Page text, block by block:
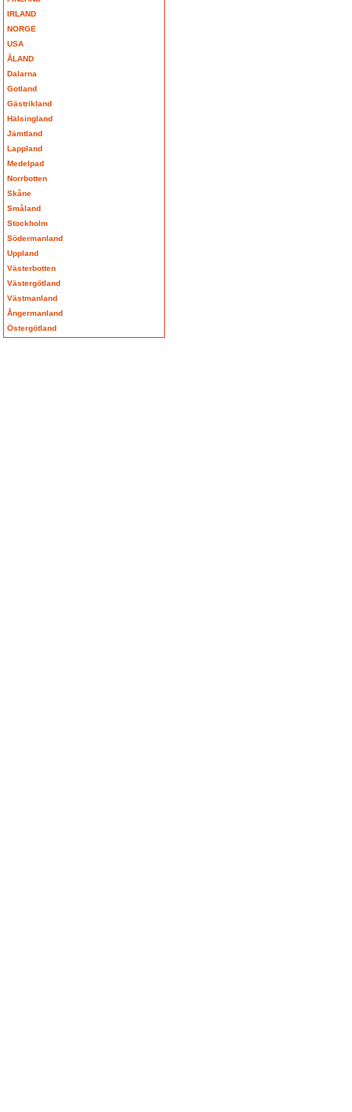
IRLAND
NORGE
USA
ÅLAND
Dalarna
Gotland
Gästrikland
Hälsingland
Jämtland
Lappland
Medelpad
Norrbotten
Skåne
Småland
Stockholm
Södermanland
Uppland
Västerbotten
Västergötland
Västmanland
Ångermanland
Östergötland